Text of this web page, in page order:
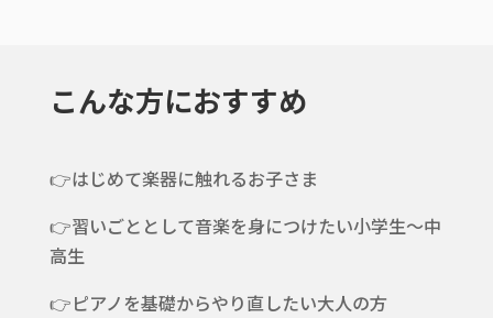
こんな方におすすめ
👉はじめて楽器に触れるお子さま
👉習いごととして音楽を身につけたい小学生〜中
高生
👉ピアノを基礎からやり直したい大人の方